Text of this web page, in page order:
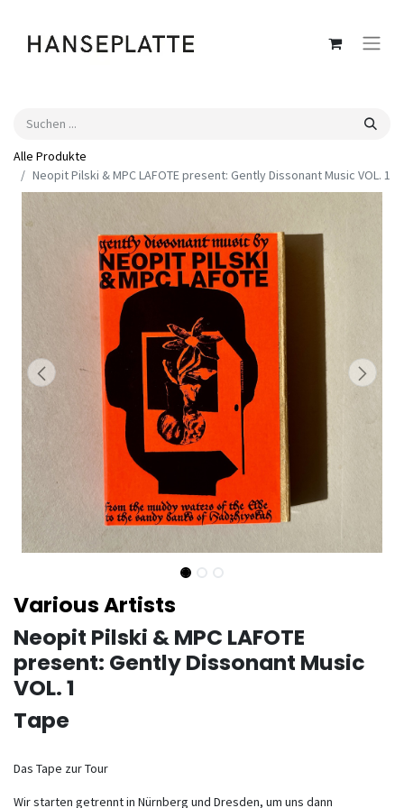
Alle Produkte
Neopit Pilski & MPC LAFOTE present: Gently Dissonant Music VOL. 1
Various Artists
Neopit Pilski & MPC LAFOTE
present: Gently Dissonant Music
VOL. 1
Tape
Das Tape zur Tour
Wir starten getrennt in Nürnberg und Dresden, um uns dann